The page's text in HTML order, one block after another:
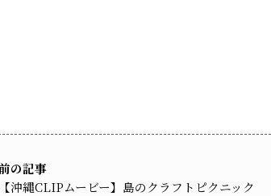
の記事
沖縄CLIPムービー】島のクラフトピクニック